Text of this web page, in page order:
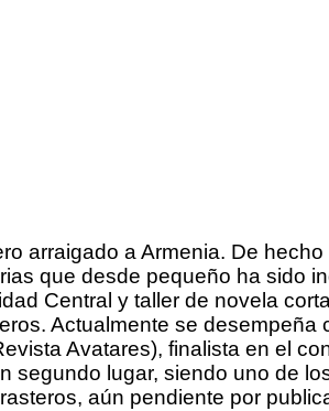
arraigado a Armenia. De
que desde pequeño ha sido
Central y taller de novela
Actualmente se
Avatares), finalista en el
segundo lugar, siendo uno de
aún pendiente por